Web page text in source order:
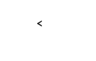
<